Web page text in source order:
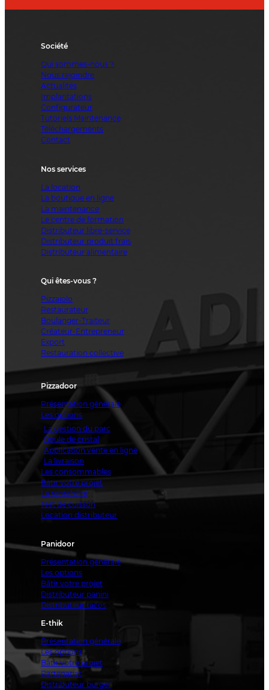
Société
Qui sommes-nous ?
Nous rejoindre
Actualités
Implantations
Configurateur
Tutoriels Maintenance
Téléchargements
Contact
Nos services
La location
La boutique en ligne
La maintenance
Le centre de formation
Distributeur libre-service
Distributeur produit frais
Distributeur alimentaire
Qui êtes-vous ?
Pizzaiolo
Restaurateur
Boulanger-Traiteur
Créateur-Entrepreneur
Export
Restauration collective
Pizzadoor
Présentation générale
Les options
La gestion du parc
Boule de cristal
Application vente en ligne
La livraison
Les consommables
Bâtir votre projet
La rentabilité
Test de cuisson
Location distributeur
Panidoor
Présentation générale
Les options
Bâtir votre projet
Distributeur panini
Distributeur tacos
E-thik
Présentation générale
Les options
Bâtir votre projet
Partenariat
Distributeur burger